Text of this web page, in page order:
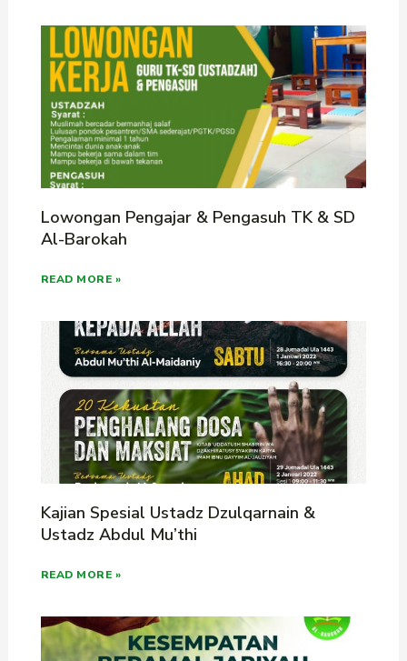
Lowongan Pengajar & Pengasuh TK & SD
Al-Barokah
READ MORE »
Kajian Spesial Ustadz Dzulqarnain &
Ustadz Abdul Mu’thi
READ MORE »